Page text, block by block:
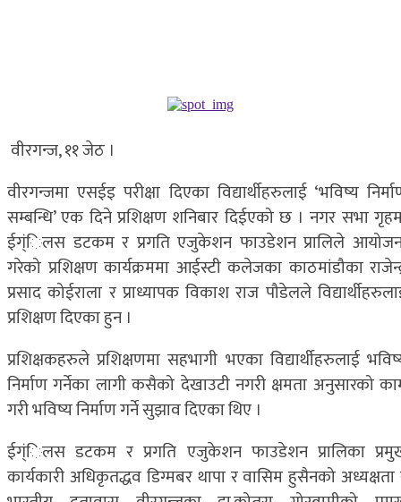
वीरगन्ज, ११ जेठ ।
वीरगन्जमा एसईइ परीक्षा दिएका विद्यार्थीहरुलाई ‘भविष्य
सम्बन्धि’ एक दिने प्रशिक्षण शनिबार दिईएको छ । नगर सभा
ईग्ंिलस डटकम र प्रगति एजुकेशन फाउडेशन प्रालिले
गरेको प्रशिक्षण कार्यक्रममा आईस्टी कलेजका काठमांडौका
प्रसाद कोईराला र प्राध्यापक विकाश राज पौडेलले
प्रशिक्षण दिएका हुन ।
प्रशिक्षकहरुले प्रशिक्षणमा सहभागी भएका विद्यार्थीहरुलाई
निर्माण गर्नेका लागी कसैको देखाउटी नगरी क्षमता अनुसारको
गरी भविष्य निर्माण गर्ने सुझाव दिएका थिए ।
ईग्ंिलस डटकम र प्रगति एजुकेशन फाउडेशन प्रालिका
कार्यकारी अधिकृतद्धव डिग्मबर थापा र वासिम हुसैनको अध्यक्षता